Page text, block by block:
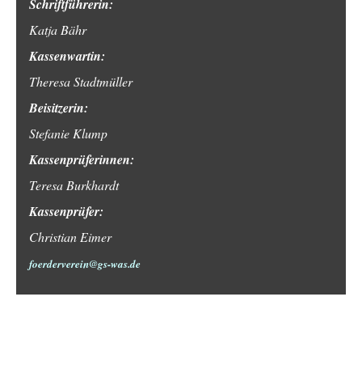
Schriftführerin:
Katja Bähr
Kassenwartin:
Theresa Stadtmüller
Beisitzerin:
Stefanie Klump
Kassenprüferinnen:
Teresa Burkhardt
Kassenprüfer:
Christian Eimer
foerderverein@gs-was.de